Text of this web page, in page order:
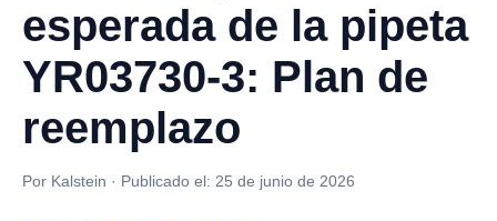
esperada de la pipeta
YR03730-3: Plan de
reemplazo
Por Kalstein · Publicado el: 25 de junio de 2026